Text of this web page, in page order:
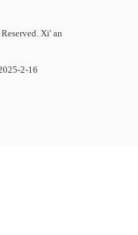
Xi' an
-2-16